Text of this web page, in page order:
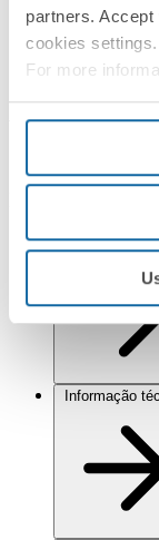
partners.
cookies settings.
For more
Séries
Simon 82 Detail
Acabamentos